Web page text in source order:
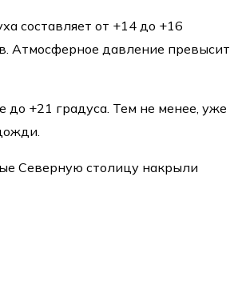
составляет от +14 до +16
Атмосферное давление превысит
до +21 градуса. Тем не менее, уже
Северную столицу накрыли